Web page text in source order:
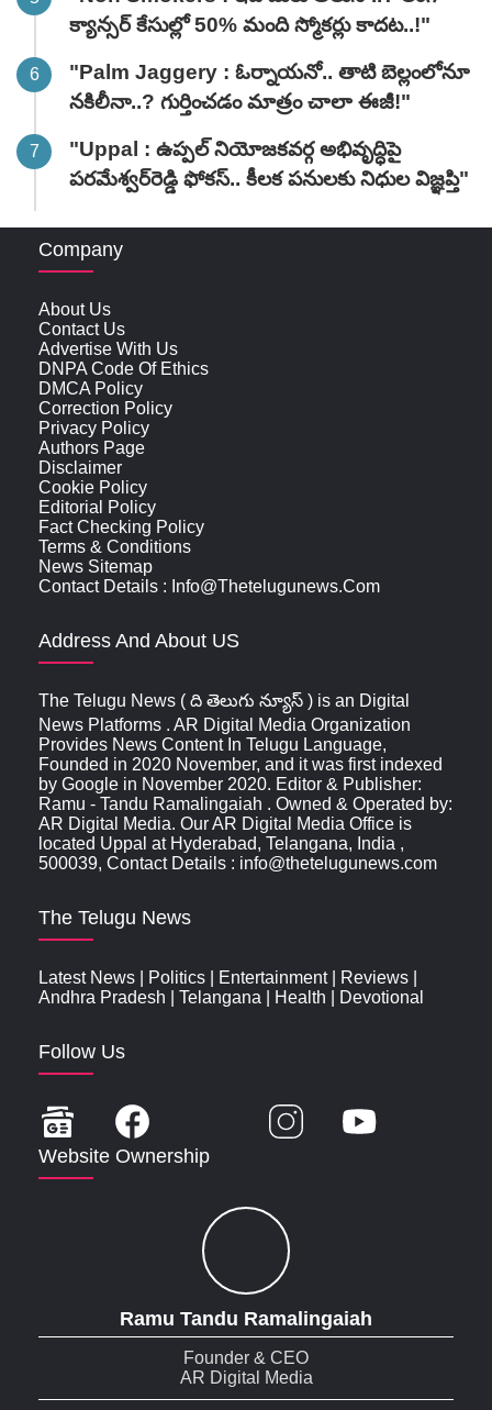
క్యాన్సర్ కేసుల్లో 50% మంది స్మోకర్లు కాదట..!"
"Palm Jaggery : ఓర్నాయనో.. తాటి బెల్లంలోనూ
నకిలీనా..? గుర్తించడం మాత్రం చాలా ఈజీ!"
"Uppal : ఉప్పల్ నియోజకవర్గ అభివృద్ధిపై
పరమేశ్వర్‌రెడ్డి ఫోకస్.. కీలక పనులకు నిధుల విజ్ఞప్తి"
Company
About Us
Contact Us
Advertise With Us
DNPA Code Of Ethics
DMCA Policy
Correction Policy
Privacy Policy
Authors Page
Disclaimer
Cookie Policy
Editorial Policy
Fact Checking Policy
Terms & Conditions
News Sitemap
Contact Details : Info@thetelugunews.com
Address And About US
The Telugu News ( ది తెలుగు న్యూస్‌ ) is an Digital
News Platforms . AR Digital Media Organization
Provides News Content In Telugu Language,
Founded in 2020 November, and it was first indexed
by Google in November 2020. Editor & Publisher:
Ramu - Tandu Ramalingaiah . Owned & Operated by:
AR Digital Media. Our AR Digital Media Office is
located Uppal at Hyderabad, Telangana, India ,
500039, Contact Details : info@thetelugunews.com
The Telugu News
Latest News Politics Entertainment| Reviews
Andhra Pradesh
Telangana Health Devotional
Follow Us
Website Ownership
Ramu Tandu Ramalingaiah
Founder & CEO
AR Digital Media